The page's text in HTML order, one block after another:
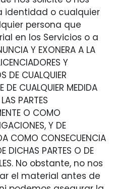
identidad o cualquier
persona que
en los Servicios o a
Y EXONERA A LA
Y
DE CUALQUIER
DE CUALQUIER MEDIDA
PARTES
O COMO
Y DE
COMO CONSECUENCIA
DICHAS PARTES O DE
No obstante, no nos
el material antes de